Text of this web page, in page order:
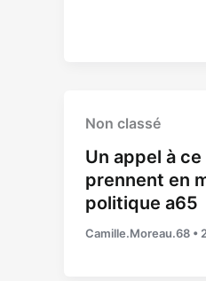
Non classé
Un appel à
prennent en
politique a65
Camille.Moreau.68 •